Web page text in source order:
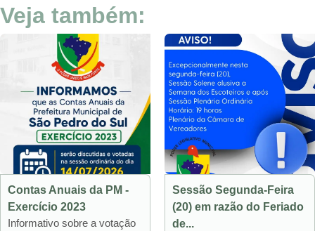
Veja também:
Contas Anuais da PM -
Exercício 2023
Informativo sobre a votação
Sessão Segunda-Feira
(20) em razão do Feriado
de...